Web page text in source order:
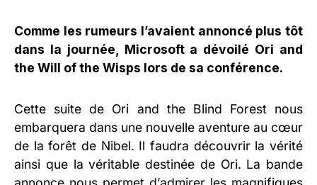
Comme les rumeurs l’avaient annoncé plus tôt
dans la journée, Microsoft a dévoilé Ori and
the Will of the Wisps lors de sa conférence.
Cette suite de Ori and the Blind Forest nous
embarquera dans une nouvelle aventure au cœur
de la forêt de Nibel. Il faudra découvrir la vérité
ainsi que la véritable destinée de Ori. La bande